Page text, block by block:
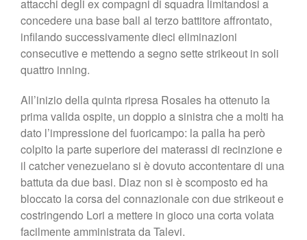
attacchi degli ex compagni di squadra limitandosi a
concedere una base ball al terzo battitore affrontato,
infilando successivamente dieci eliminazioni
consecutive e mettendo a segno sette strikeout in soli
quattro inning.
All’inizio della quinta ripresa Rosales ha ottenuto la
prima valida ospite, un doppio a sinistra che a molti ha
dato l’impressione del fuoricampo: la palla ha però
colpito la parte superiore dei materassi di recinzione e
il catcher venezuelano si è dovuto accontentare di una
battuta da due basi. Diaz non si è scomposto ed ha
bloccato la corsa del connazionale con due strikeout e
costringendo Lori a mettere in gioco una corta volata
facilmente amministrata da Talevi.